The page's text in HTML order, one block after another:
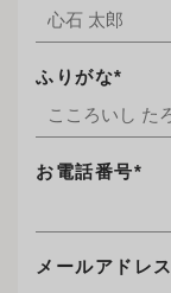
お知らせ
採用情報
INSTAGRAM
ふりがな*
お電話番号*
メールアドレ